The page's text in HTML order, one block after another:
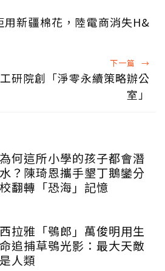
用新疆棉花，陸電商消失H&
下一篇 →
研院創「淨零永續策略辦公
室」
為何這所小學的孩子都會潛
水？陳琦恩攜手墾丁鵝鑾分
校翻轉「恐海」記憶
西拉雅「鴞郎」萬俊明用生
命追捕草鴞光影：最大天敵
是人類